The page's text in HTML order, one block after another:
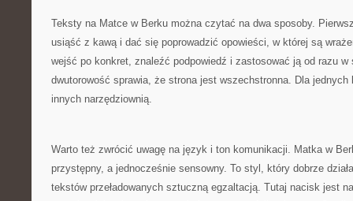
Teksty na Matce w Berku można czytać na dwa sposoby.
usiąść z kawą i dać się poprowadzić opowieści, w której są
wejść po konkret, znaleźć podpowiedź i zastosować ją od razu w
dwutorowość sprawia, że strona jest wszechstronna. Dla jednych
innych narzędziownią.
Warto też zwrócić uwagę na język i ton komunikacji. Matka w
przystępny, a jednocześnie sensowny. To styl, który dobrze
tekstów przeładowanych sztuczną egzaltacją. Tutaj nacisk jest